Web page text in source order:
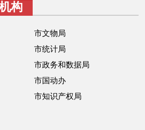
十六区概览
图说北京
构
市文物局
市统计局
市政务和数据局
市国动办
市知识产权局